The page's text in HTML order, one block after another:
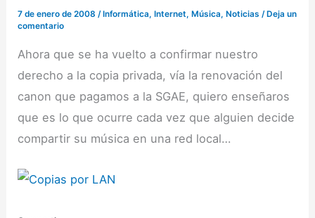
7 de enero de 2008/ Informática, Internet, Música, Noticias / Deja un
comentario
Ahora que se ha vuelto a confirmar nuestro
derecho a la copia privada, vía la renovación del
canon que pagamos a la SGAE, quiero enseñaros
que es lo que ocurre cada vez que alguien decide
compartir su música en una red local…